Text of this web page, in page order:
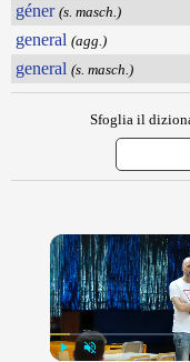
géner (s. masch.)
general (agg.)
general (s. masch.)
Sfoglia il